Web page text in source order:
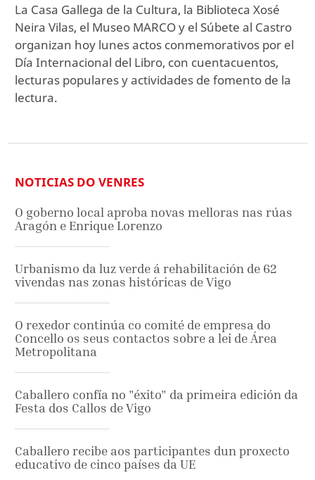
La Casa Gallega de la Cultura, la Biblioteca Xosé
Neira Vilas, el Museo MARCO y el Súbete al Castro
organizan hoy lunes actos conmemorativos por el
Día Internacional del Libro, con cuentacuentos,
lecturas populares y actividades de fomento de la
lectura.
NOTICIAS DO VENRES
O goberno local aproba novas melloras nas rúas
Aragón e Enrique Lorenzo
Urbanismo da luz verde á rehabilitación de 62
vivendas nas zonas históricas de Vigo
O rexedor continúa co comité de empresa do
Concello os seus contactos sobre a lei de Área
Metropolitana
Caballero confía no "éxito" da primeira edición da
Festa dos Callos de Vigo
Caballero recibe aos participantes dun proxecto
educativo de cinco países da UE